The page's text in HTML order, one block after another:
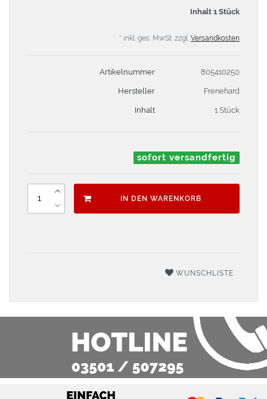
Inhalt 1 Stück
* inkl. ges. MwSt. zzgl. Versandkosten
Artikelnummer 805410250
Hersteller Frenehard
Inhalt 1 Stück
sofort versandfertig
IN DEN WARENKORB
WUNSCHLISTE